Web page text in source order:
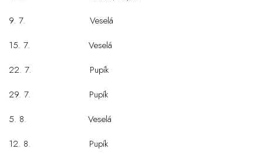
9. 7. Veselá
15. 7. Veselá
22. 7. Pupík
29. 7. Pupík
5. 8. Veselá
12. 8. Pupík